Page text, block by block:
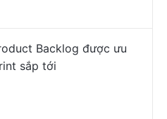
Backlog được ưu
sắp tới